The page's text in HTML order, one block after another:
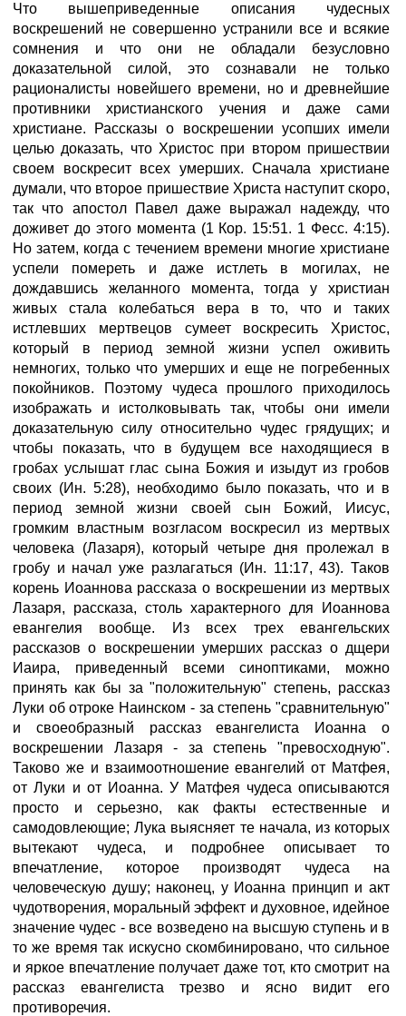
Что вышеприведенные описания чудесных
воскрешений не совершенно устранили все и всякие
сомнения и что они не обладали безусловно
доказательной силой, это сознавали не только
рационалисты новейшего времени, но и древнейшие
противники христианского учения и даже сами
христиане. Рассказы о воскрешении усопших имели
целью доказать, что Христос при втором пришествии
своем воскресит всех умерших. Сначала христиане
думали, что второе пришествие Христа наступит скоро,
так что апостол Павел даже выражал надежду, что
доживет до этого момента (1 Кор. 15:51. 1 Фесс. 4:15).
Но затем, когда с течением времени многие христиане
успели помереть и даже истлеть в могилах, не
дождавшись желанного момента, тогда у христиан
живых стала колебаться вера в то, что и таких
истлевших мертвецов сумеет воскресить Христос,
который в период земной жизни успел оживить
немногих, только что умерших и еще не погребенных
покойников. Поэтому чудеса прошлого приходилось
изображать и истолковывать так, чтобы они имели
доказательную силу относительно чудес грядущих; и
чтобы показать, что в будущем все находящиеся в
гробах услышат глас сына Божия и изыдут из гробов
своих (Ин. 5:28), необходимо было показать, что и в
период земной жизни своей сын Божий, Иисус,
громким властным возгласом воскресил из мертвых
человека (Лазаря), который четыре дня пролежал в
гробу и начал уже разлагаться (Ин. 11:17, 43). Таков
корень Иоаннова рассказа о воскрешении из мертвых
Лазаря, рассказа, столь характерного для Иоаннова
евангелия вообще. Из всех трех евангельских
рассказов о воскрешении умерших рассказ о дщери
Иаира, приведенный всеми синоптиками, можно
принять как бы за "положительную" степень, рассказ
Луки об отроке Наинском - за степень "сравнительную"
и своеобразный рассказ евангелиста Иоанна о
воскрешении Лазаря - за степень "превосходную".
Таково же и взаимоотношение евангелий от Матфея,
от Луки и от Иоанна. У Матфея чудеса описываются
просто и серьезно, как факты естественные и
самодовлеющие; Лука выясняет те начала, из которых
вытекают чудеса, и подробнее описывает то
впечатление, которое производят чудеса на
человеческую душу; наконец, у Иоанна принцип и акт
чудотворения, моральный эффект и духовное, идейное
значение чудес - все возведено на высшую ступень и в
то же время так искусно скомбинировано, что сильное
и яркое впечатление получает даже тот, кто смотрит на
рассказ евангелиста трезво и ясно видит его
противоречия.